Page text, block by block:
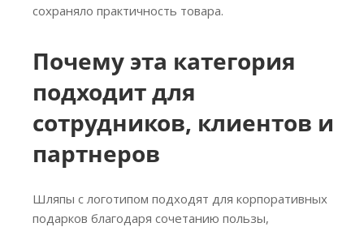
сохраняло практичность товара.
Почему эта категория
подходит для
сотрудников, клиентов и
партнеров
Шляпы с логотипом подходят для корпоративных
подарков благодаря сочетанию пользы,